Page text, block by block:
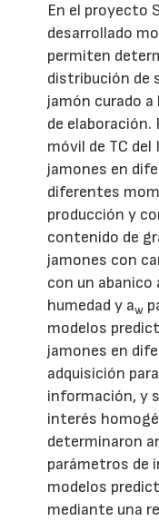
En el proyecto
desarrollado
permiten
distribución de
jamón curado
de elaboración.
móvil de TC del
jamones en
diferentes
producción y
contenido de
jamones con
con un abanico
humedad y aw
modelos
jamones en
adquisición
información, y
interés
determinaron
parámetros de
modelos
mediante una